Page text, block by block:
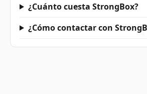
¿Cuánto cuesta StrongBox?
¿Cómo contactar con